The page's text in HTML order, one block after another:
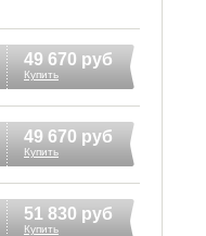
49 670 руб
Купить
49 670 руб
Купить
51 830 руб
Купить